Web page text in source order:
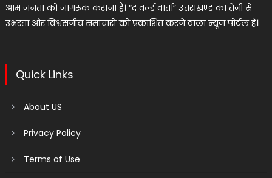
आम जनता को जागरूक कराना है। “द वर्ल्ड वार्ता” उत्तराखण्ड का तेजी से
उभरता और विश्वसनीय समाचारों को प्रकाशित करने वाला न्यूज पोर्टल है।
Quick Links
About US
Privacy Policy
Terms of Use